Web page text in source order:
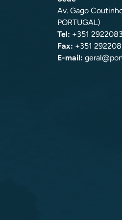
Av. Gago
PORTUGAL)
Tel: +351
Fax: +351
E-mail: